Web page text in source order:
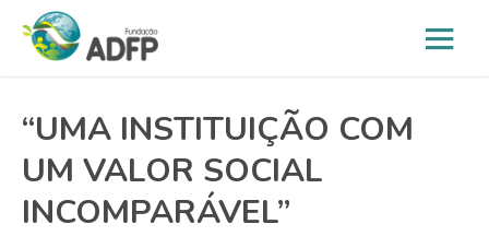
“UMA INSTITUIÇÃO COM
UM VALOR SOCIAL
INCOMPARÁVEL”